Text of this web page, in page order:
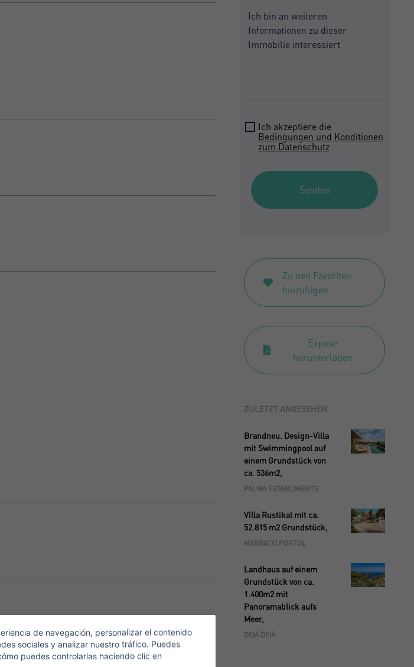
Ich akzeptiere die
Bedingungen und Konditionen
zum Datenschutz
Senden
Zu den Favoriten
hinzufügen
Expose
herunterladen
ZULETZT ANGESEHEN
Brandneu. Design-Villa
mit Swimmingpool auf
einem Grundstück von
ca. 536m2,
PALMA ESTABLIMENTS
Villa Rustikal mit ca.
52.815 m2 Grundstück,
MARRATXÍ PORTOL
Landhaus auf einem
Grundstück von ca.
1.400m2 mit
Panoramablick aufs
Meer,
DEIÁ DEIÀ
de navegación, personalizar el contenido
sociales y analizar nuestro tráfico. Puedes
puedes controlarlas haciendo clic en